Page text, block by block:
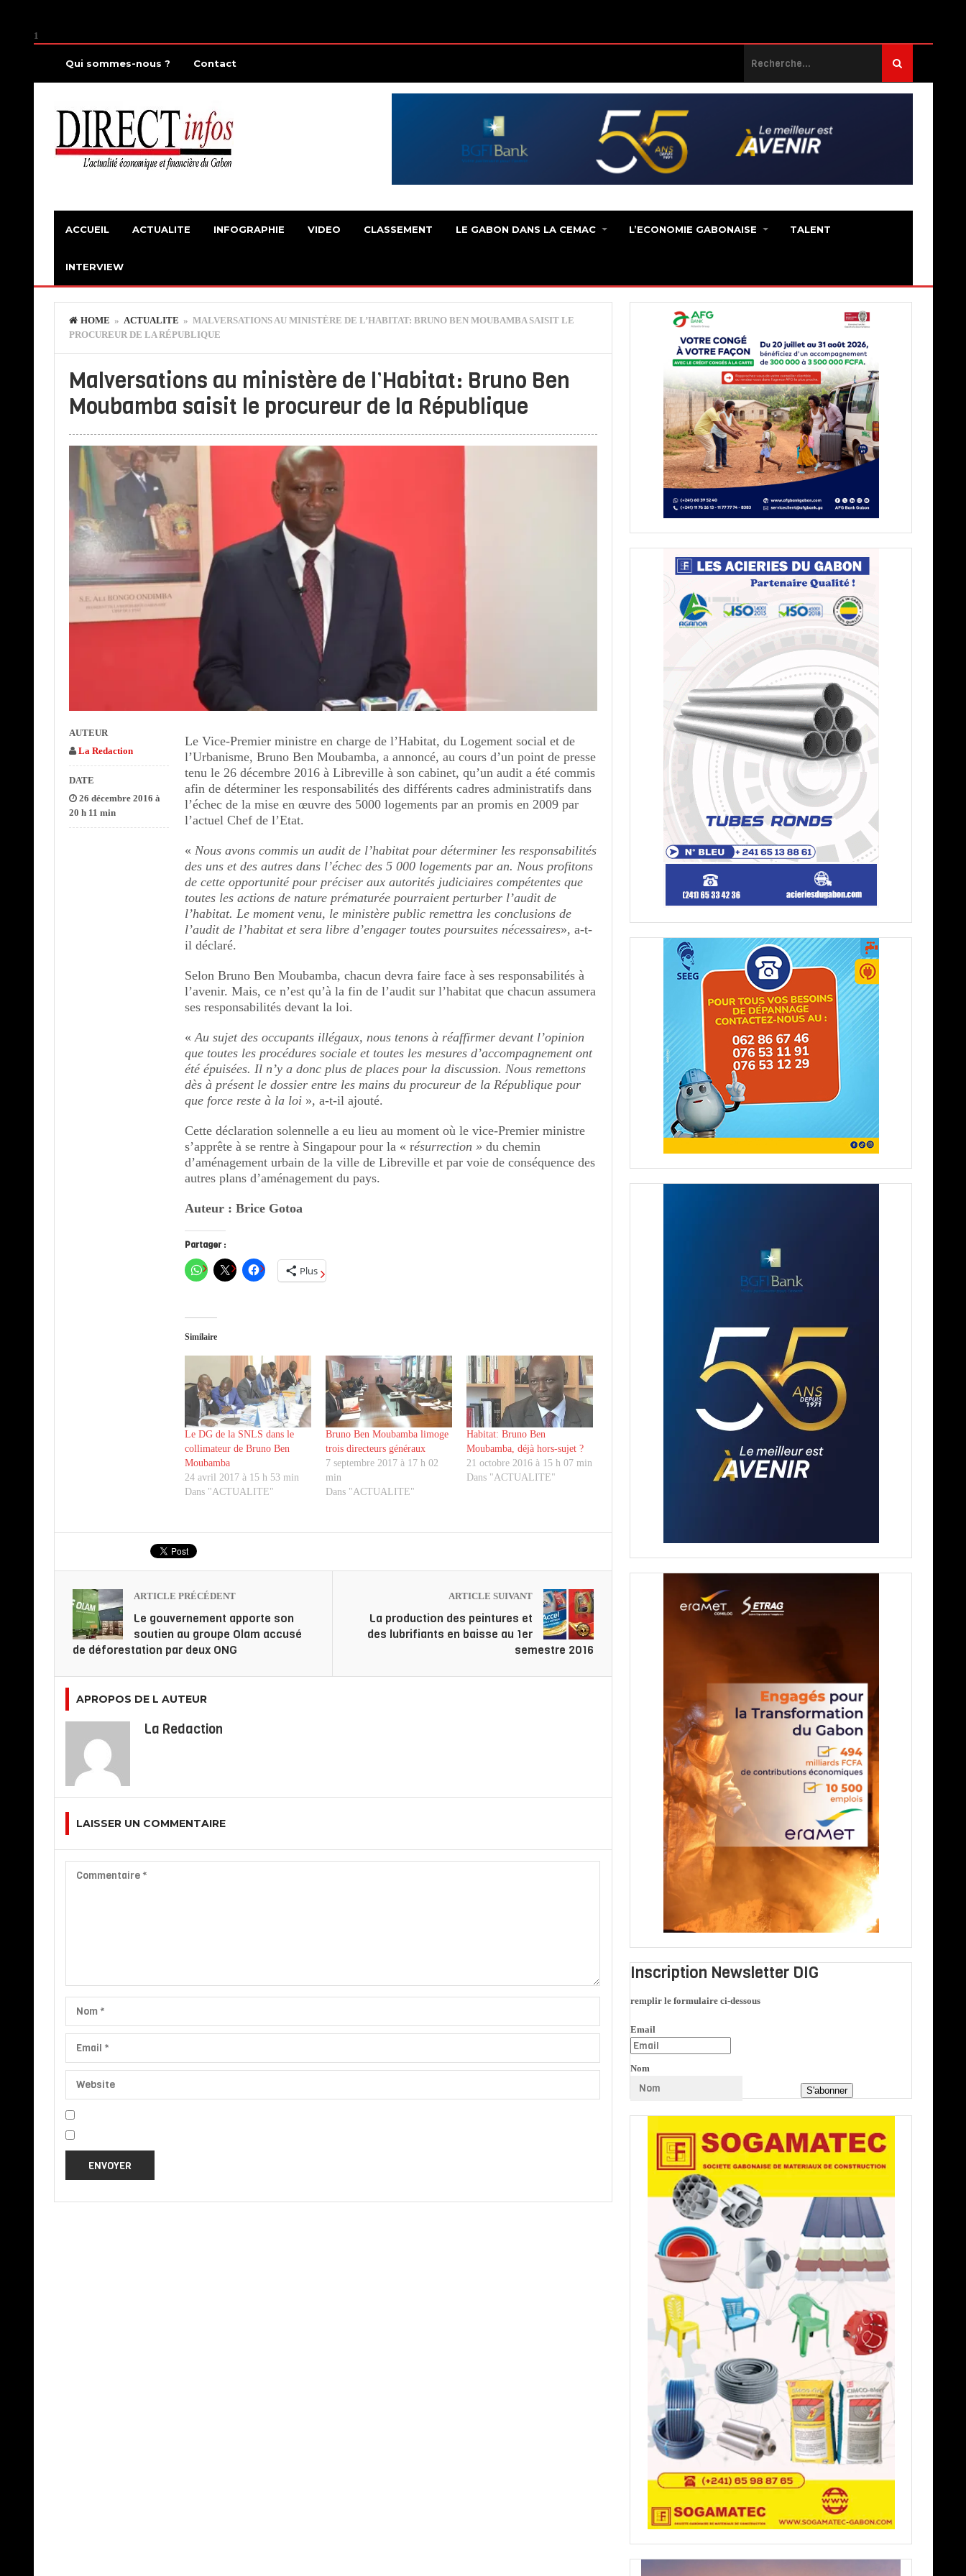
1
Qui sommes-nous ? Contact
ACCUEIL ACTUALITE INFOGRAPHIE VIDEO CLASSEMENT LE GABON DANS LA CEMAC L’ECONOMIE GABONAISE TALENT
INTERVIEW
HOME » ACTUALITE » MALVERSATIONS AU MINISTÈRE DE L’HABITAT: BRUNO BEN MOUBAMBA SAISIT LE
PROCUREUR DE LA RÉPUBLIQUE
Malversations au ministère de l’Habitat: Bruno Ben
Moubamba saisit le procureur de la République
Le Vice-Premier ministre en charge de l’Habitat, du Logement social et de
l’Urbanisme, Bruno Ben Moubamba, a annoncé, au cours d’un point de presse
tenu le 26 décembre 2016 à Libreville à son cabinet, qu’un audit a été commis
afin de déterminer les responsabilités des différents cadres administratifs dans
l’échec de la mise en œuvre des 5000 logements par an promis en 2009 par
l’actuel Chef de l’Etat.
« Nous avons commis un audit de l’habitat pour déterminer les responsabilités
des uns et des autres dans l’échec des 5 000 logements par an. Nous profitons
de cette opportunité pour préciser aux autorités judiciaires compétentes que
toutes les actions de nature prématurée pourraient perturber l’audit de
l’habitat. Le moment venu, le ministère public remettra les conclusions de
l’audit de l’habitat et sera libre d’engager toutes poursuites nécessaires», a-t-
il déclaré.
Selon Bruno Ben Moubamba, chacun devra faire face à ses responsabilités à
l’avenir. Mais, ce n’est qu’à la fin de l’audit sur l’habitat que chacun assumera
ses responsabilités devant la loi.
«Au sujet des occupants illégaux, nous tenons à réaffirmer devant l’opinion
que toutes les procédures sociale et toutes les mesures d’accompagnement ont
été épuisées. Il n’y a donc plus de places pour la discussion. Nous remettons
dès à présent le dossier entre les mains du procureur de la République pour
que force reste à la loi », a-t-il ajouté.
Cette déclaration solennelle a eu lieu au moment où le vice-Premier ministre
s’apprête à se rentre à Singapour pour la « résurrection » du chemin
d’aménagement urbain de la ville de Libreville et par voie de conséquence des
autres plans d’aménagement du pays.
Auteur : Brice Gotoa
Partager :
Plus
Similaire
Le DG de la SNLS dans le
collimateur de Bruno Ben
Moubamba
24 avril 2017 à 15 h 53 min
Dans "ACTUALITE"
Bruno Ben Moubamba limoge
trois directeurs généraux
7 septembre 2017 à 17 h 02
min
Dans "ACTUALITE"
Habitat: Bruno Ben
Moubamba, déjà hors-sujet ?
21 octobre 2016 à 15 h 07 min
Dans "ACTUALITE"
AUTEUR
La Redaction
DATE
26 décembre 2016 à
20 h 11 min
ARTICLE PRÉCÉDENT
Le gouvernement apporte son
soutien au groupe Olam accusé
de déforestation par deux ONG
ARTICLE SUIVANT
La production des peintures et
des lubrifiants en baisse au 1er
semestre 2016
APROPOS DE L AUTEUR
La Redaction
LAISSER UN COMMENTAIRE
Inscription Newsletter DIG
remplir le formulaire ci-dessous
Email
Nom
S'abonner